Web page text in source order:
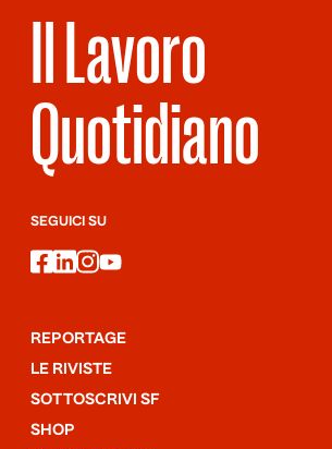
Il Lavoro
Quotidiano
SEGUICI SU
facebook
linkedin
instagram
youtube
REPORTAGE
LE RIVISTE
SOTTOSCRIVI SF
SHOP